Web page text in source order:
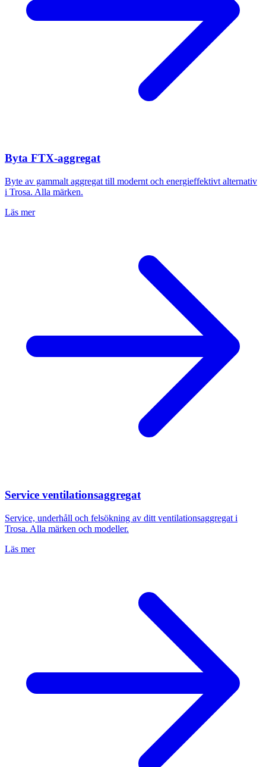
Byta FTX-aggregat
Byte av gammalt aggregat till modernt och energieffektivt alternativ
i Trosa. Alla märken.
Läs mer
Service ventilationsaggregat
Service, underhåll och felsökning av ditt ventilationsaggregat i
Trosa. Alla märken och modeller.
Läs mer